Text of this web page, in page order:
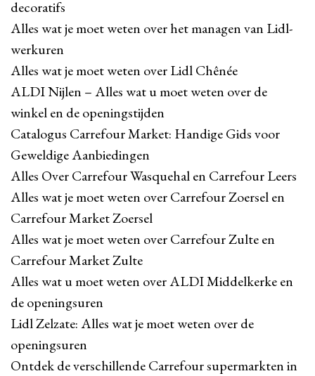
decoratifs
Alles wat je moet weten over het managen van Lidl-
werkuren
Alles wat je moet weten over Lidl Chênée
ALDI Nijlen – Alles wat u moet weten over de
winkel en de openingstijden
Catalogus Carrefour Market: Handige Gids voor
Geweldige Aanbiedingen
Alles Over Carrefour Wasquehal en Carrefour Leers
Alles wat je moet weten over Carrefour Zoersel en
Carrefour Market Zoersel
Alles wat je moet weten over Carrefour Zulte en
Carrefour Market Zulte
Alles wat u moet weten over ALDI Middelkerke en
de openingsuren
Lidl Zelzate: Alles wat je moet weten over de
openingsuren
Ontdek de verschillende Carrefour supermarkten in